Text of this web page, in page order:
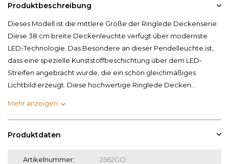
Produktbeschreibung
Dieses Modell ist die mittlere Größe der Ringlede Deckenserie.
Diese 38 cm breite Deckenleuchte verfügt über modernste
LED-Technologie. Das Besondere an dieser Pendelleuchte ist,
dass eine spezielle Kunststoffbeschichtung über dem LED-
Streifen angebracht wurde, die ein schön gleichmäßiges
Lichtbild erzeugt. Diese hochwertige Ringlede Decken...
Mehr anzeigen
Produktdaten
Artikelnummer: 2562GO